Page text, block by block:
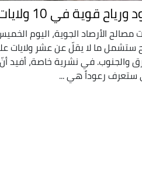
قوية في 10 ولايات
مصالح الأرصاد الجوية، اليوم
ستشمل ما لا يقلّ عن عشر
والجنوب. في نشرية خاصة، أفيد أنّ
ستعرف رعوداً هي ...